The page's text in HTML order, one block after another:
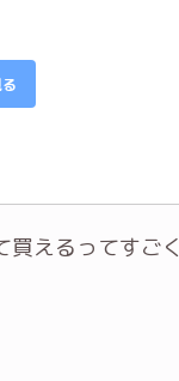
えるってすごく